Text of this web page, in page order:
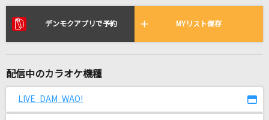
リアルタイムで歌われている曲の一覧
黒髪海峡
デンモクアプリで予約 MYリスト保存
配信中のカラオケ機種
LIVE DAM WAO!